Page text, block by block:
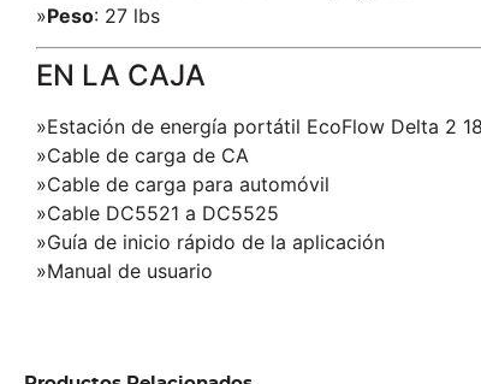
»Peso: 27 lbs
EN LA CAJA
»Estación de energía portátil EcoFlow Delta 2
»Cable de carga de CA
»Cable de carga para automóvil
»Cable DC5521 a DC5525
»Guía de inicio rápido de la aplicación
»Manual de usuario